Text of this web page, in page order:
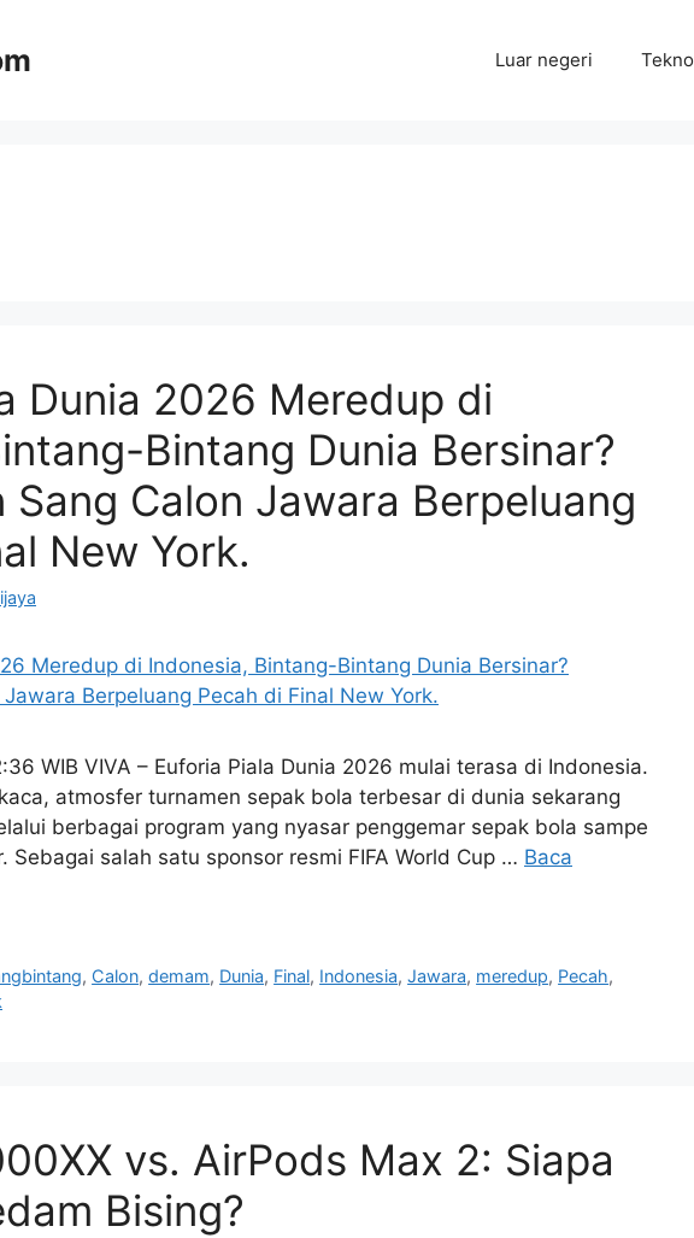
Luar negeri Tekno
Dunia 2026 Meredup di
Bintang Dunia Bersinar?
Sang Calon Jawara Berpeluang
New York.
WIB VIVA – Euforia Piala Dunia 2026 mulai terasa di Indonesia.
atmosfer turnamen sepak bola terbesar di dunia sekarang
berbagai program yang nyasar penggemar sepak bola sampe
Sebagai salah satu sponsor resmi FIFA World Cup … Baca
, Calon,demam, Dunia, Final, Indonesia,Jawara, meredup, Pecah,
vs. AirPods Max 2: Siapa
Bising?